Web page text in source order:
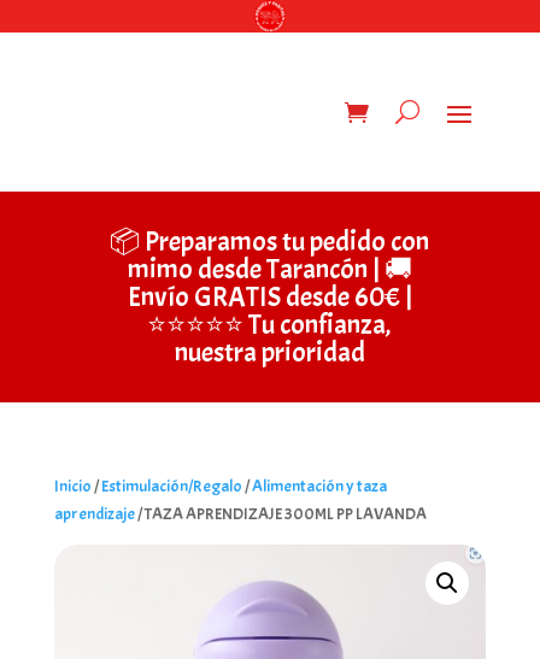
📦 Preparamos tu pedido con
mimo desde Tarancón | 🚚
Envío GRATIS desde 60€ |
⭐⭐⭐⭐⭐ Tu confianza,
nuestra prioridad
Inicio/Estimulación/Regalo/Alimentación y taza
aprendizaje/ TAZA APRENDIZAJE 300ML PP LAVANDA